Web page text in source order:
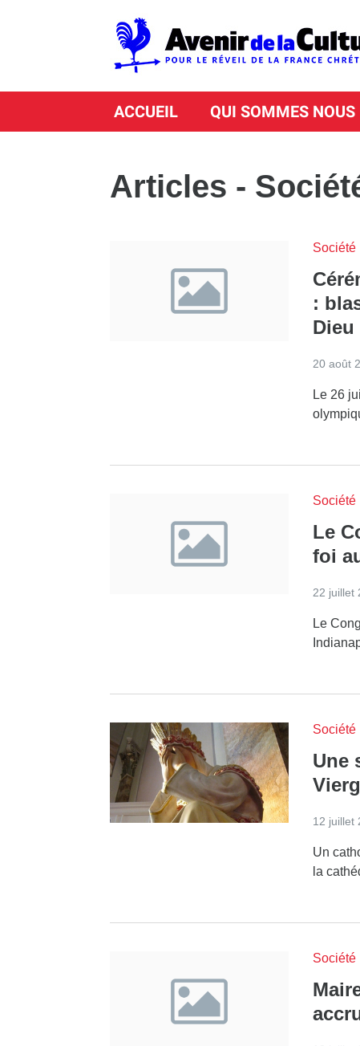
ACCUEIL QUI SOMMES NOUS
Articles -
Société
:
Dieu
20 août
Le 26
Société
Le
foi
22 juillet
Le
Société
Une
12 juillet
Un
la
Société